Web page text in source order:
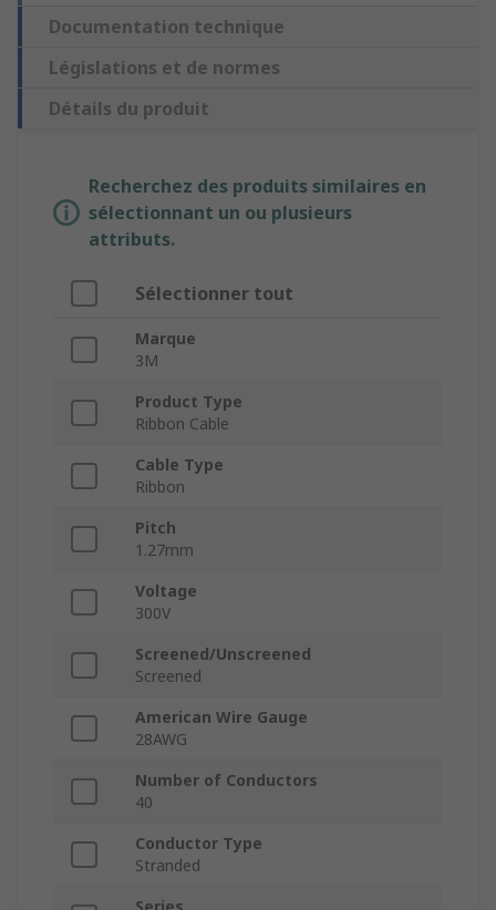
Documentation technique
Législations et de normes
Détails du produit
Recherchez des produits similaires en
sélectionnant un ou plusieurs
attributs.
Sélectionner tout
Marque
3M
Product Type
Ribbon Cable
Cable Type
Ribbon
Pitch
1.27mm
Voltage
300V
Screened/Unscreened
Screened
American Wire Gauge
28AWG
Number of Conductors
40
Conductor Type
Stranded